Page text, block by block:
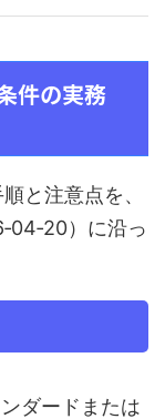
件の実務
と注意点を、
）に沿っ
ダードまたは